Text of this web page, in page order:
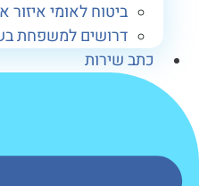
ביטוח לאומי איזור אישי
דרושים למשפחת בשביל
שירות